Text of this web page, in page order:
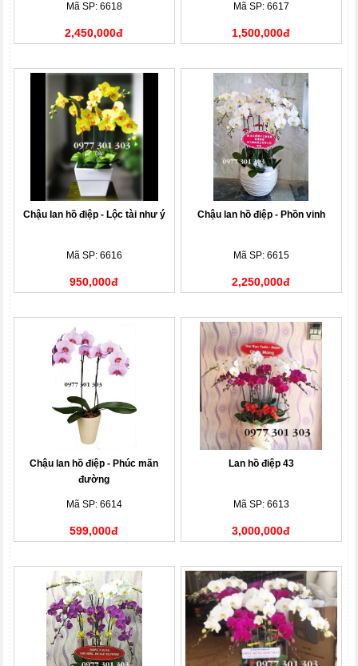
Mã SP: 6618
2,450,000đ
Mã SP: 6617
1,500,000đ
Chậu lan hồ điệp - Lộc tài như ý
Mã SP: 6616
950,000đ
Chậu lan hồ điệp - Phồn vinh
Mã SP: 6615
2,250,000đ
Chậu lan hồ điệp - Phúc mãn
đường
Mã SP: 6614
599,000đ
Lan hồ điệp 43
Mã SP: 6613
3,000,000đ